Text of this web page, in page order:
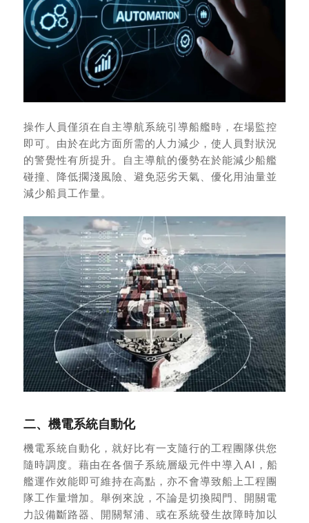
操作人員僅須在自主導航系統引導船艦時，在場監控
即可。由於在此方面所需的人力減少，使人員對狀況
的警覺性有所提升。自主導航的優勢在於能減少船艦
碰撞、降低擱淺風險、避免惡劣天氣、優化用油量並
減少船員工作量。
二、機電系統自動化
機電系統自動化，就好比有一支隨行的工程團隊供您
隨時調度。藉由在各個子系統層級元件中導入AI，船
艦運作效能即可維持在高點，亦不會導致船上工程團
隊工作量增加。舉例來說，不論是切換閥門、開關電
力設備斷路器、開關幫浦、或在系統發生故障時加以